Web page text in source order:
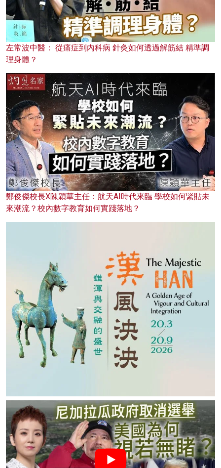
左常波中醫： 從痛症到內科病 針灸如何透過解筋結 精準調
理身體？
鄭俊傑校長X陳穎華主任：航天AI時代來臨 學校如何緊貼未
來潮流？校內數字教育如何實踐落地？